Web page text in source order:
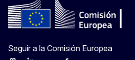
Seguir a la Comisión Europea